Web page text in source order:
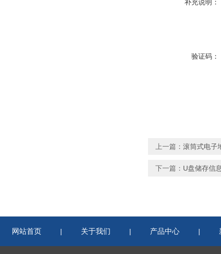
补充说明：
验证码：
上一篇： 滚筒式电子
下一篇： U盘储存信
网站首页 | 关于我们 | 产品中心 |